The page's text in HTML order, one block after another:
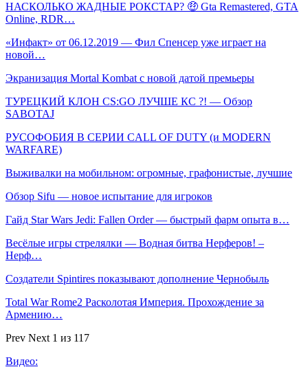
НАСКОЛЬКО ЖАДНЫЕ РОКСТАР? 🤑 Gta Remastered, GTA
Online, RDR…
«Инфакт» от 06.12.2019 — Фил Спенсер уже играет на
новой…
Экранизация Mortal Kombat с новой датой премьеры
ТУРЕЦКИЙ КЛОН CS:GO ЛУЧШЕ КС ?! — Обзор
SABOTAJ
РУСОФОБИЯ В СЕРИИ CALL OF DUTY (и MODERN
WARFARE)
Выживалки на мобильном: огромные, графонистые, лучшие
Обзор Sifu — новое испытание для игроков
Гайд Star Wars Jedi: Fallen Order — быстрый фарм опыта в…
Весёлые игры стрелялки — Водная битва Нерферов! –
Нерф…
Создатели Spintires показывают дополнение Чернобыль
Total War Rome2 Расколотая Империя. Прохождение за
Армению…
Prev Next 1 из 117
Видео: